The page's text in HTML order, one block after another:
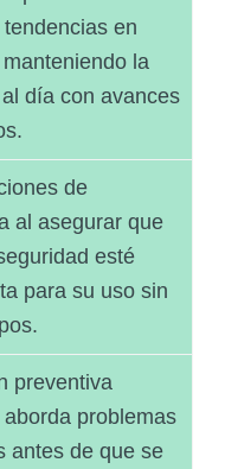
en
la
día con avances
de
al asegurar que
esté
para su uso sin
preventiva
problemas
antes de que se